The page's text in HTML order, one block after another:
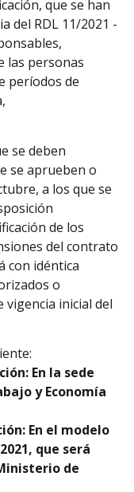
que se han
del RDL 11/2021 -
las personas
períodos de
se deben
se aprueben o
a los que se
de los
del contrato
con idéntica
o
inicial del
En la sede
y Economía
En el modelo
que será
de